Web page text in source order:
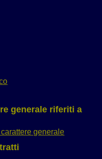
generale riferiti a
generale